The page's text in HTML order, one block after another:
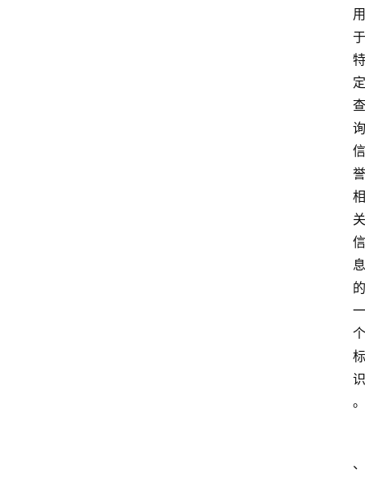
用
于
特
定
查
询
信
誉
相
关
信
息
的
一
个
标
识
。
、